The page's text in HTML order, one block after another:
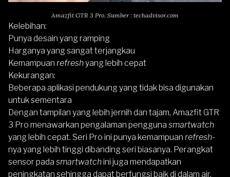
Amazfit GTR 3 Pro. Sumber : techadvisor.com
Kelebihan:
Punya desain yang ramping
Harganya yang sangat terjangkau
Kemampuan refreshyang lebih cepat
Kekurangan:
Beberapa aplikasi pendukung yang tidak bisa digunakan
untuk sementara
Dengan tampilan yang lebih jernih dan tajam, Amazfit GTR
3 Pro menawarkan pengalaman pengguna smartwatch
yang lebih cepat. Seri Pro ini punya kemampuan refresh-
nya yang lebih tinggi dibanding seri biasanya. Perangkat
sensor pada smartwatchini juga mendapatkan
peningkatan sehingga dapat berfungsi baik di dalam air.